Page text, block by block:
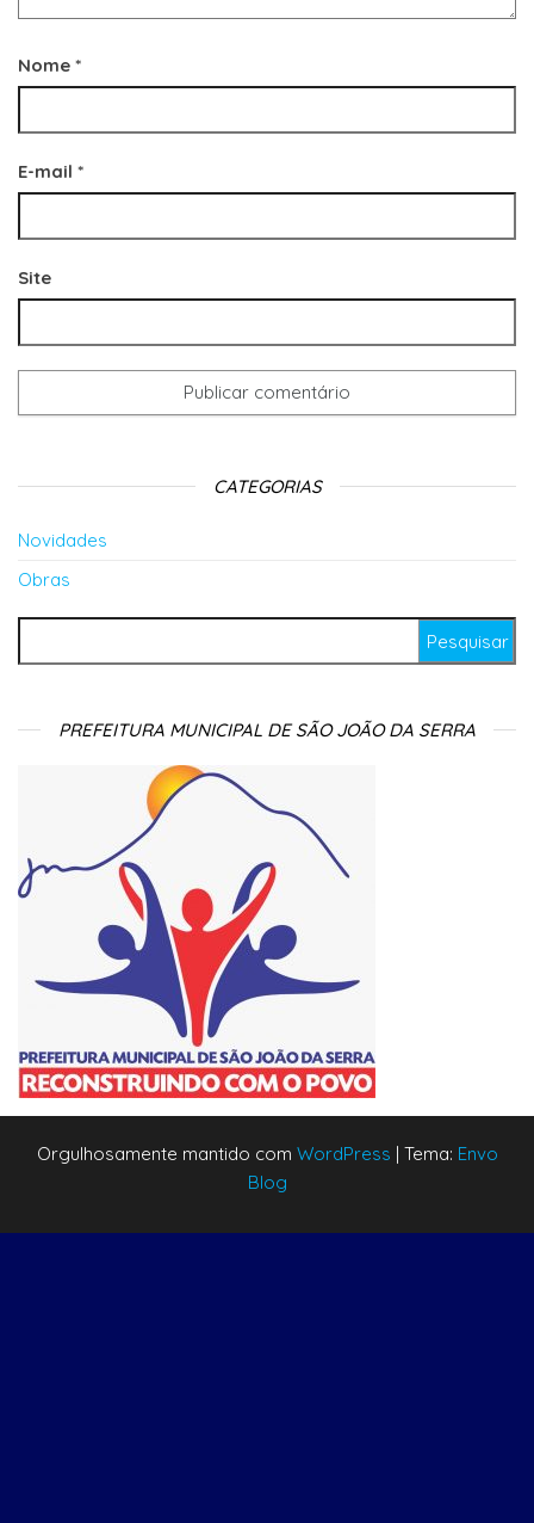
Nome *
E-mail *
Site
CATEGORIAS
Novidades
Obras
PREFEITURA MUNICIPAL DE SÃO JOÃO DA SERRA
Orgulhosamente mantido com WordPress | Tema: Envo
Blog